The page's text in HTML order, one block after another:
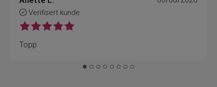
Verifisert kunde
Topp